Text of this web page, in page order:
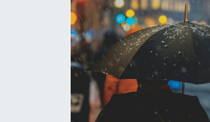
Gündem
İlim & İrfan
Kültür & Sanat